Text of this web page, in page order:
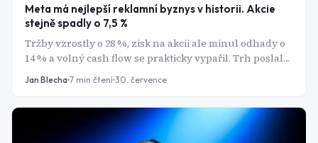
Meta má nejlepší reklamní byznys v historii. Akcie
stejně spadly o 7,5 %
Tržby vzrostly o 28 %, zisk na akcii ale minul odhady o
14 % a volný cash flow se prakticky vypařil. Trh poslal
akcie Meta dolů o víc než 7 %
Jan Blecha 7 min čtení 30. července